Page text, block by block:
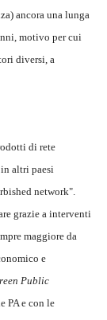
ancora una lunga
motivo per cui
diversi, a
di rete
altri paesi
network".
grazie a interventi
maggiore da
e
Public
PA e con le